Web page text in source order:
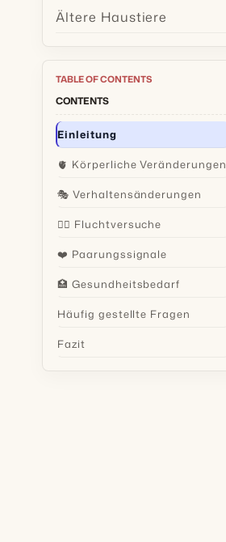
Ältere Haustiere
TABLE OF CONTENTS
CONTENTS
Einleitung
🫀 Körperliche Veränderungen
🎭 Verhaltensänderungen
🏃‍♂️ Fluchtversuche
❤️ Paarungssignale
🏥 Gesundheitsbedarf
Häufig gestellte Fragen
Fazit